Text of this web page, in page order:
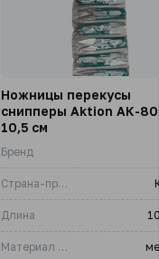
Ножницы перекусы
снипперы Aktion АК-
10,5 см
Бренд
Страна-производитель
Длина
Материал изделия